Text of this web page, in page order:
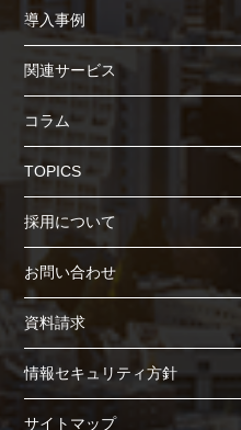
導入事例
関連サービス
コラム
TOPICS
採用について
お問い合わせ
資料請求
情報セキュリティ方針
サイトマップ
プライバシー情報
プライバシー情報
お客様が当サイトを訪れると、ブラ
ザに保存された情報が取得される
Cookie であり、対象となるのはサ
による設定、デバイス情報などです